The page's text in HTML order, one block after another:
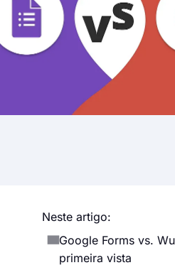
Neste artigo:
Google Forms vs.
primeira vista